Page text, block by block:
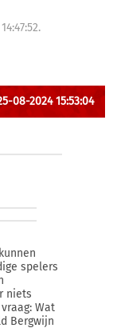
08-2024 15:53:04
spelers
niets
Wat
Bergwijn